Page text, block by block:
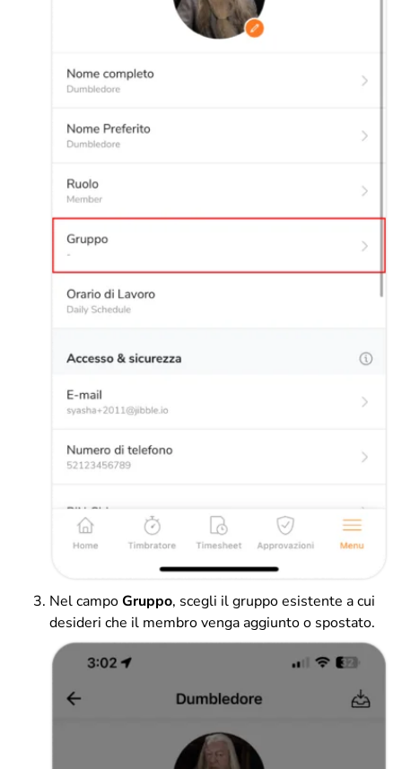
Nel campoGruppo, scegli il gruppo esistente a cui
desideri che il membro venga aggiunto o spostato.